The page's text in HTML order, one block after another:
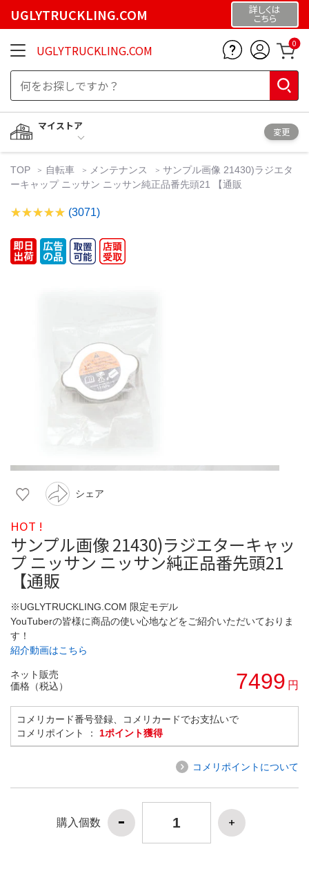
UGLYTRUCKLING.COM 詳しくは
こちら
UGLYTRUCKLING.COM 0
マイストア
変更
TOP 自転車 メンテナンス
サンプル画像 21430)ラジエタ
ーキャップ ニッサン ニッサン純正品番先頭21 【通販
(3071)
シェア
HOT !
サンプル画像 21430)ラジエターキャッ
プ ニッサン ニッサン純正品番先頭21
【通販
※UGLYTRUCKLING.COM 限定モデル
YouTuberの皆様に商品の使い心地などをご紹介いただいておりま
す！
紹介動画はこちら
ネット販売
価格（税込）
7499 円
コメリカード番号登録、コメリカードでお支払いで
コメリポイント ： 1ポイント獲得
コメリポイントについて
購入個数